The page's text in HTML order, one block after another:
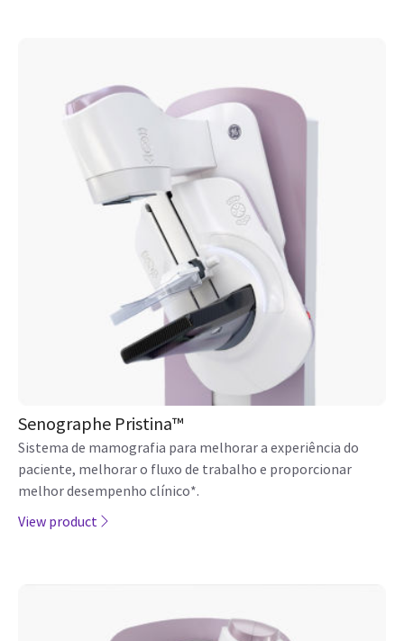
Senographe Pristina™
Sistema de mamografia para melhorar a experiência do
paciente, melhorar o fluxo de trabalho e proporcionar
melhor desempenho clínico*.
View product